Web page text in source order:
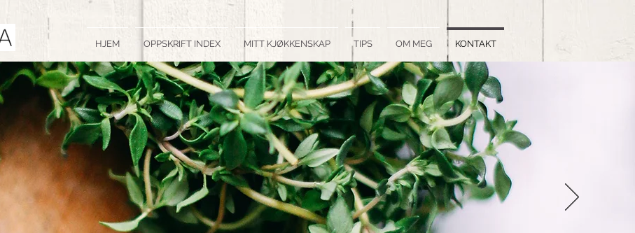
HJEM OPPSKRIFT INDEX MITT KJØKKENSKAP TIPS OM MEG KONTAKT